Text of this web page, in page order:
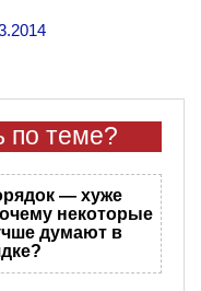
по теме?
— хуже
некоторые
думают в